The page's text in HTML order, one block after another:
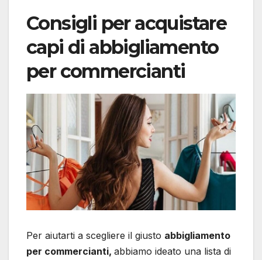
Consigli per acquistare
capi di abbigliamento
per commercianti
Per aiutarti a scegliere il giusto abbigliamento
per commercianti, abbiamo ideato una lista di